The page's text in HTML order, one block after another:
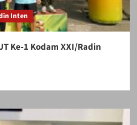
Inten
Ke-1 Kodam XXI/Radin